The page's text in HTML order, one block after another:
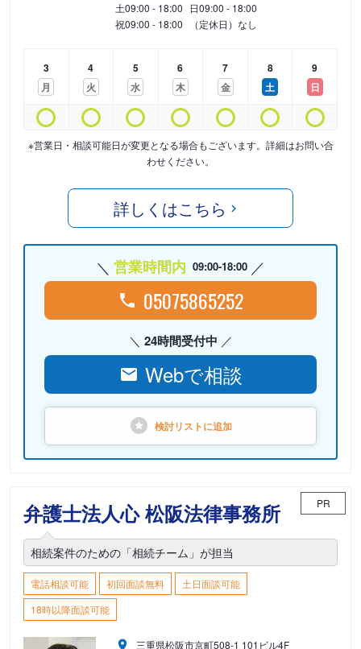
土09:00 - 18:00 日09:00 - 18:00
祝09:00 - 18:00 （定休日）なし
3
月
4
火
5
水
6
木
7
金
8
土
9
日
※営業日・相談可能日が変更となる場合もございます。詳細はお問い合
わせください。
詳しくはこちら
営業時間内 09:00-18:00
05075865252
24時間受付中
Webで相談
検討リストに追加
弁護士法人心 松阪法律事務所 PR
相続案件のための「相続チーム」が担当
電話相談可能 初回面談無料
土日面談可能
18時以降面談可能
三重県松阪市京町508-1 101ビル4F